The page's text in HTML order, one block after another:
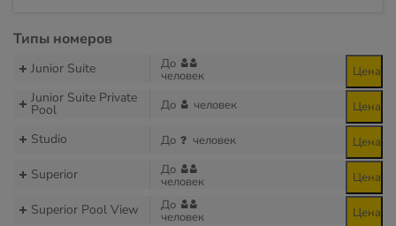
Типы номеров
Junior Suite До
человек Цена
Junior Suite Private
Pool До человек Цена
Studio До человек Цена
Superior До
человек Цена
Superior Pool View До
человек Цена